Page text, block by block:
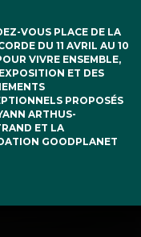
VOUS PLACE DE LA
DU 11 AVRIL AU 10
VIVRE ENSEMBLE,
ET DES
PROPOSÉS
ARTHUS-
ET LA
GOODPLANET